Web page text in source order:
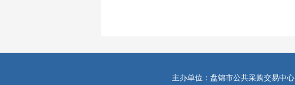
主办单位：盘锦市公共采购交易中心